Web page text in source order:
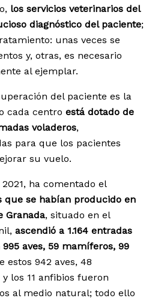
los servicios veterinarios del
diagnóstico del paciente;
unas veces se
y, otras, es necesario
al ejemplar.
del paciente es la
cada centro está dotado de
voladeros,
para que los pacientes
su vuelo.
ha comentado el
que se habían producido en
Granada, situado en el
ascendió a 1.164 entradas
aves, 59 mamíferos, 99
estos 942 aves, 48
los 11 anfibios fueron
al medio natural; todo ello